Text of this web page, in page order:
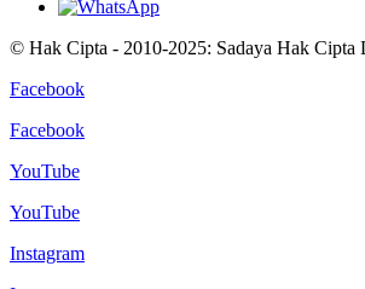
© Hak Cipta - 2010-2025: Sadaya Hak Cipta
Facebook
Facebook
YouTube
YouTube
Instagram